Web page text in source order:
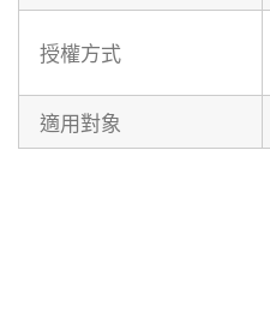
授權方式
適用對象